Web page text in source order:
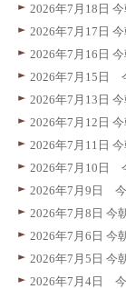
2026年7月18日
2026年7月17日
2026年7月16日
2026年7月15
2026年7月13日
2026年7月12日
2026年7月11日
2026年7月10
2026年7月9日
2026年7月8日
2026年7月6日 今
2026年7月5日 今
2026年7月4日